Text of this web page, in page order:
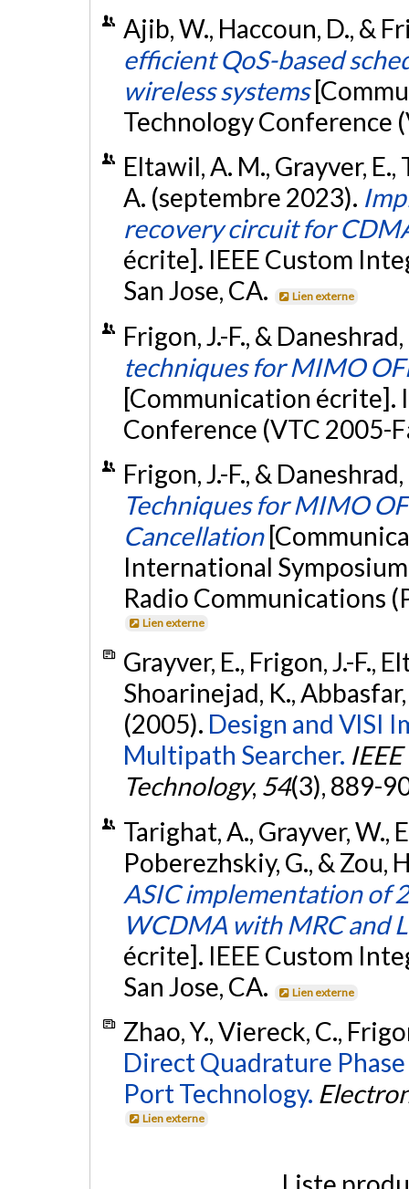
Ajib, W., Haccoun, D., &
efficient QoS-based
wireless systems
Technology Conference
Eltawil, A. M., Grayver, E.,
A. (septembre 2023).
recovery circuit for
écrite]. IEEE Custom
San Jose, CA.
Lien externe
Frigon, J.-F., &
techniques for MIMO
[Communication écrite].
Conference (VTC 2005-
Frigon, J.-F., &
Techniques for MIMO
Cancellation
International
Radio Communications
Lien externe
Grayver, E., Frigon, J.-F.,
Shoarinejad, K.,
(2005). Design and VlSI
Multipath Searcher.
Technology, 54(3), 889-
Tarighat, A., Grayver, W.,
Poberezhskiy, G., & Zou,
ASIC implementation of
WCDMA with MRC and
écrite]. IEEE Custom
San Jose, CA.
Lien externe
Zhao, Y., Viereck, C.,
Direct Quadrature
Port Technology.
Lien externe